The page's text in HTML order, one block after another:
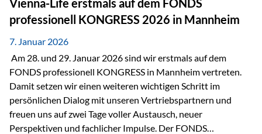
gestreut und klar strukturiert…
Vienna-Life erstmals auf dem FONDS
professionell KONGRESS 2026 in Mannheim
7. Januar 2026
Am 28. und 29. Januar 2026 sind wir erstmals auf dem
FONDS professionell KONGRESS in Mannheim vertreten.
Damit setzen wir einen weiteren wichtigen Schritt im
persönlichen Dialog mit unseren Vertriebspartnern und
freuen uns auf zwei Tage voller Austausch, neuer
Perspektiven und fachlicher Impulse. Der FONDS